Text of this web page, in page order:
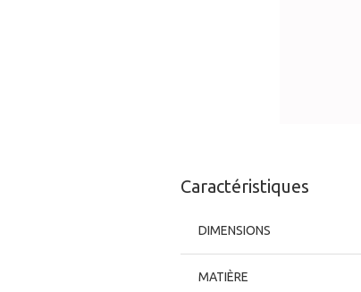
Caractéristiques
DIMENSIONS
MATIÈRE